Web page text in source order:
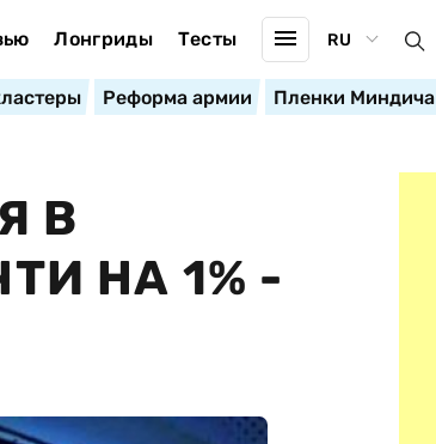
Лонгриды Тесты RU
Реформа армии Пленки Миндича
В
НА 1% -